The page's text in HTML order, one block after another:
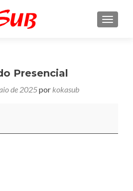
Presencial
de 2025por kokasub